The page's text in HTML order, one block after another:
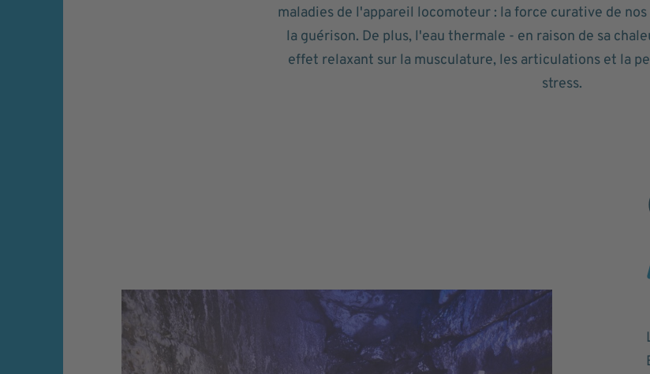
maladies de l'appareil locomoteur : la force curative de
la guérison. De plus, l'eau thermale - en raison de sa
effet relaxant sur la musculature, les articulations et la
stress.